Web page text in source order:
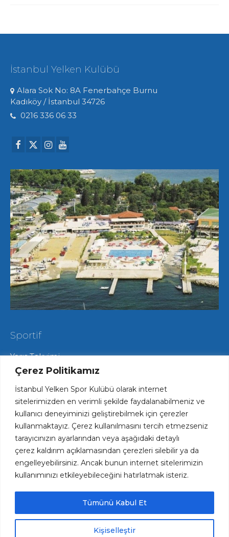
Çerez Politikamız
İstanbul Yelken Spor Kulübü olarak internet
sitelerimizden en verimli şekilde faydalanabilmeniz ve
kullanıcı deneyiminizi geliştirebilmek için çerezler
kullanmaktayız. Çerez kullanılmasını tercih etmezseniz
tarayıcınızın ayarlarından veya aşağıdaki detaylı
çerez kaldırım açıklamasından çerezleri silebilir ya da
engelleyebilirsiniz. Ancak bunun internet sitelerimizin
kullanımınızı etkileyebileceğini hatırlatmak isteriz.
Kişiselleştir
Tümünü Kabul Et
İstanbul Yelken Kulübü
Alara Sok No: 8A Fenerbahçe Burnu
Kadıköy / İstanbul 34726
0216 336 06 33
Sportif
Yarış Takvimi
Hareketli Salma Yarışları
Yat Yarışları
Radyo Yelken Yarışları
Lisans ve Vize İşlemleri
Tekne Park ve Çekek Hizmetlerimiz
Hızlı Erişim
Haftalık Spesiyal Menü
Plaj ve Havuz Fiyatları
Kulüp Forsumuz ve Logomuz
KVKK